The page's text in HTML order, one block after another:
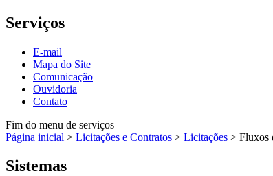
Serviços
E-mail
Mapa do Site
Comunicação
Ouvidoria
Contato
Fim do menu de serviços
Página inicial > Licitações e Contratos > Licitações > Fluxos
Sistemas